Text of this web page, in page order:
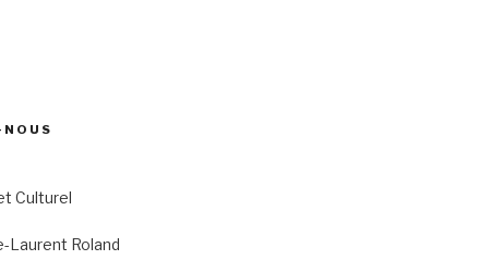
Culturel
Laurent Roland